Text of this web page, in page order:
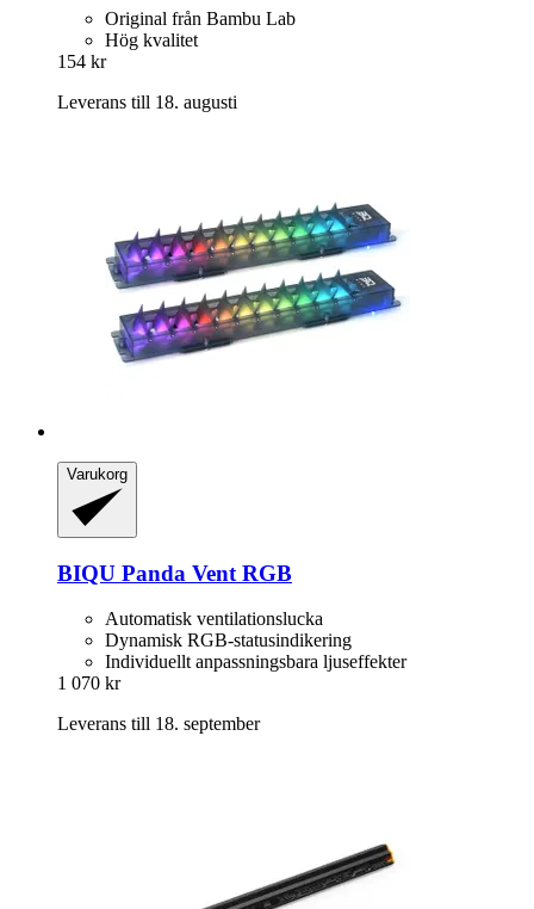
Original från Bambu Lab
Hög kvalitet
154 kr
Leverans till 18. augusti
Varukorg
BIQU Panda Vent RGB
Automatisk ventilationslucka
Dynamisk RGB-statusindikering
Individuellt anpassningsbara ljuseffekter
1 070 kr
Leverans till 18. september